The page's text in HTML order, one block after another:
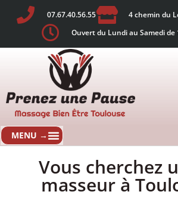
07.67.40.56.55
4 chemin du
Ouvert du Lundi au Samedi de
Vous cherchez
masseur à